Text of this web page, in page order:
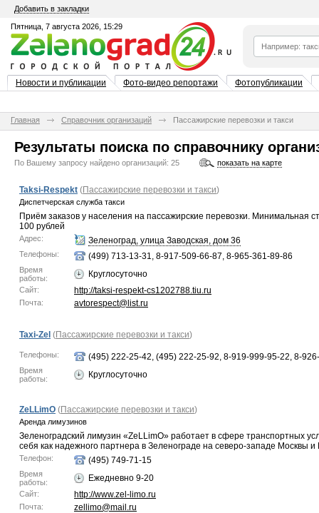
Добавить в закладки
Пятница, 7 августа 2026, 15:29
Новости и публикации Фото-видео репортажи Фотопубликации
Главная Справочник организаций Пассажирские перевозки и такси
Результаты поиска по справочнику
По Вашему запросу найдено организаций: 25 показать на карте
Taksi-Respekt (Пассажирские перевозки и такси)
Диспетчерская служба такси
Приём заказов у населения на пассажирские перевозки. Минимальная
100 рублей
Адрес: Зеленоград, улица Заводская, дом 36
Телефоны: (499) 713-13-31, 8-917-509-66-87, 8-965-361-89-86
Время
работы:
Круглосуточно
Сайт: http://taksi-respekt-cs1202788.tiu.ru
Почта: avtorespect@list.ru
Taxi-Zel (Пассажирские перевозки и такси)
Телефоны: (495) 222-25-42, (495) 222-25-92, 8-919-999-95-22, 8-
Время
работы:
Круглосуточно
ZeLLimO (Пассажирские перевозки и такси)
Аренда лимузинов
Зеленоградский лимузин «ZeLLimO» работает в сфере транспортных
себя как надежного партнера в Зеленограде на северо-западе Москвы и
Телефон: (495) 749-71-15
Время
работы:
Ежедневно 9-20
Сайт: http://www.zel-limo.ru
Почта: zellimo@mail.ru